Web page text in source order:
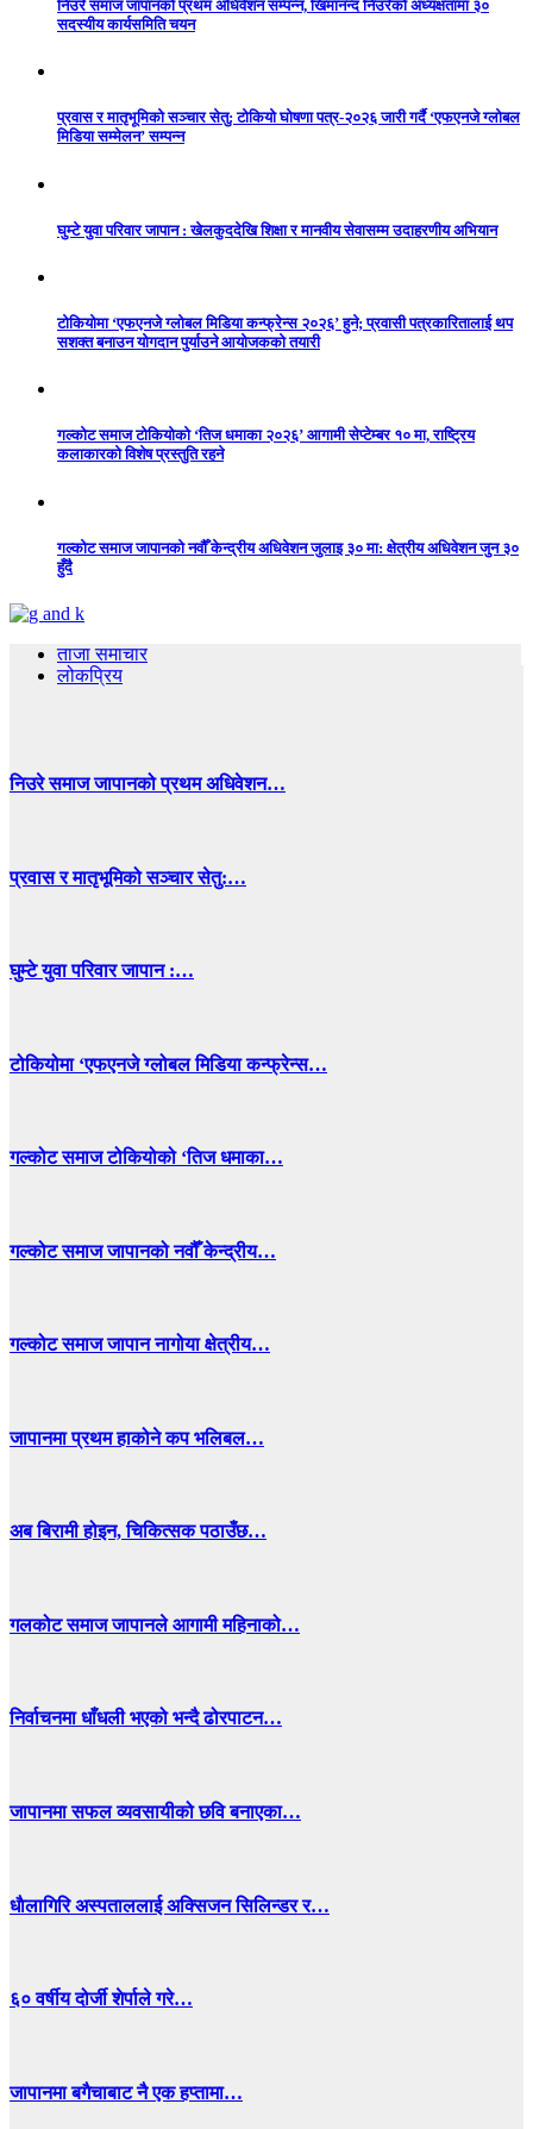
निउरे समाज जापानको प्रथम अधिवेशन सम्पन्न, खिमानन्द निउरेको अध्यक्षतामा ३०
सदस्यीय कार्यसमिति चयन
प्रवास र मातृभूमिको सञ्चार सेतु: टोकियो घोषणा पत्र-२०२६ जारी गर्दै ‘एफएनजे ग्लोबल
मिडिया सम्मेलन’ सम्पन्न
घुम्टे युवा परिवार जापान : खेलकुददेखि शिक्षा र मानवीय सेवासम्म उदाहरणीय अभियान
टोकियोमा ‘एफएनजे ग्लोबल मिडिया कन्फ्रेन्स २०२६’ हुने; प्रवासी पत्रकारितालाई थप
सशक्त बनाउन योगदान पुर्याउने आयोजकको तयारी
गल्कोट समाज टोकियोको ‘तिज धमाका २०२६’ आगामी सेप्टेम्बर १० मा, राष्ट्रिय
कलाकारको विशेष प्रस्तुति रहने
गल्कोट समाज जापानको नवौँ केन्द्रीय अधिवेशन जुलाइ ३० मा: क्षेत्रीय अधिवेशन जुन ३०
हुँदै
ताजा समाचार
लोकप्रिय
निउरे समाज जापानको प्रथम अधिवेशन…
प्रवास र मातृभूमिको सञ्चार सेतु:…
घुम्टे युवा परिवार जापान :…
टोकियोमा ‘एफएनजे ग्लोबल मिडिया कन्फ्रेन्स…
गल्कोट समाज टोकियोको ‘तिज धमाका…
गल्कोट समाज जापानको नवौँ केन्द्रीय…
गल्कोट समाज जापान नागोया क्षेत्रीय…
जापानमा प्रथम हाकोने कप भलिबल…
अब बिरामी होइन, चिकित्सक पठाउँछ…
गलकोट समाज जापानले आगामी महिनाको…
निर्वाचनमा धाँधली भएको भन्दै ढोरपाटन…
जापानमा सफल व्यवसायीको छवि बनाएका…
धाैलागिरि अस्पताललाई अक्सिजन सिलिन्डर र…
६० वर्षीय दोर्जी शेर्पाले गरे…
जापानमा बगैचाबाट नै एक हप्तामा…